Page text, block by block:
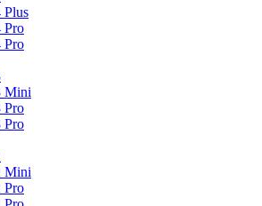
Plus
Pro
Pro
Mini
Pro
Pro
Mini
Pro